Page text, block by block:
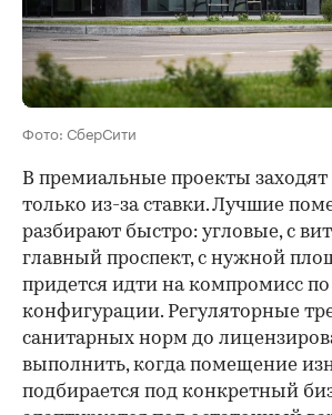
Фото: СберСити
В премиальные проекты заходят
только из-за ставки. Лучшие
разбирают быстро: угловые, с
главный проспект, с нужной
придется идти на компромисс
конфигурации. Регуляторные
санитарных норм до
выполнить, когда помещение
подбирается под конкретный